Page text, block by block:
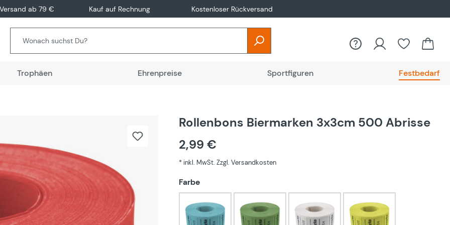
ab 79 € Kauf auf Rechnung Kostenloser Rückversand
Trophäen Ehrenpreise Sportfiguren Festbedarf
Rollenbons Biermarken 3x3cm 500 Abrisse
2,99 €
* inkl. MwSt. Zzgl. Versandkosten
Farbe